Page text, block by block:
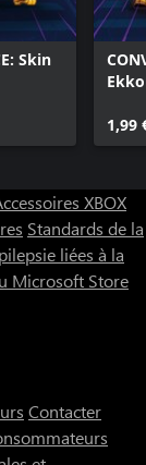
Skin
1,99
XBOX
Standards de la
liées à la
Microsoft Store
Contacter